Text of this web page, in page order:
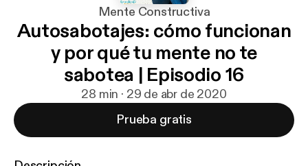
Mente Constructiva
Autosabotajes: cómo funcionan
y por qué tu mente no te
sabotea | Episodio 16
28 min · 29 de abr de 2020
Prueba gratis